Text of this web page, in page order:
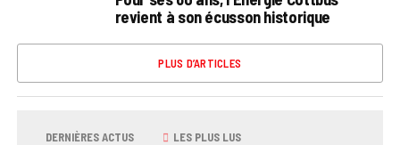
revient à son écusson historique
PLUS D’ARTICLES
DERNIÈRES ACTUS LES PLUS LUS